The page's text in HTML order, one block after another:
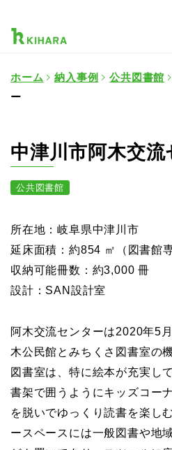
ホーム 納入事例 公共図書館
ー
中津川市阿木交流
公共図書館
所在地：岐阜県中津川市
延床面積：約854 ㎡（図書館
収納可能冊数：約3,000 冊
設計：SAN設計室
阿木交流センターは2020年5
木公民館とみちくさ図書室の
図書室は、特に絵本が充実し
書架で囲うようにキッズコー
を脱いでゆっくり読書を楽し
ースペースには一般図書や地